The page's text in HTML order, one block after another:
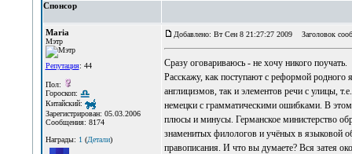
Спонсор
Maria
Мэтр
Репутация: 44
Пол:
Гороскоп:
Китайский:
Зарегистрирован: 05.03.2006
Сообщения: 8174
Награды: 1(Детали)
Добавлено: Вт Сен 8 21:27:27 2009 Заголовок
Сразу оговариваюсь - не хочу никого поучать.
Расскажу, как поступают с реформой
англицизмов, так и элементов речи с улицы,
немецки с грамматическими ошибками. В этом
плюсы и минусы. Германское министерство
знаменитых филологов и учёных в языковой
правописания. И что вы думаете? Вся затея